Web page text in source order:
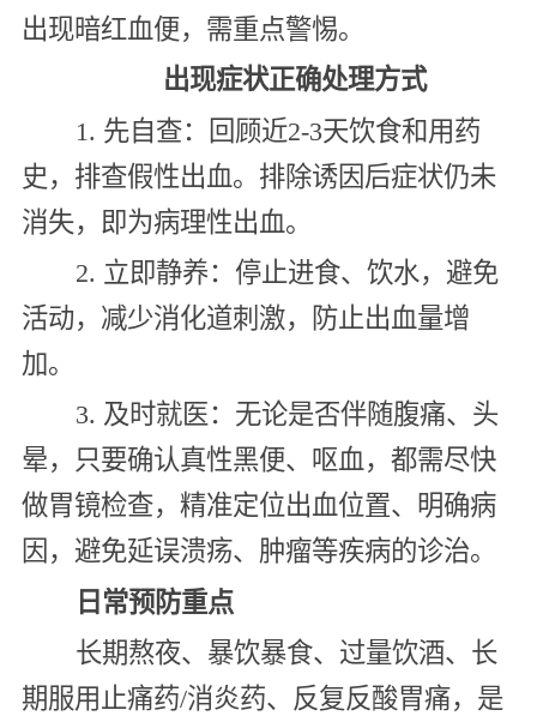
出现暗红血便，需重点警惕。
出现症状正确处理方式
1. 先自查：回顾近2-3天饮食和用药
史，排查假性出血。排除诱因后症状仍未
消失，即为病理性出血。
2. 立即静养：停止进食、饮水，避免
活动，减少消化道刺激，防止出血量增
加。
3. 及时就医：无论是否伴随腹痛、头
晕，只要确认真性黑便、呕血，都需尽快
做胃镜检查，精准定位出血位置、明确病
因，避免延误溃疡、肿瘤等疾病的诊治。
日常预防重点
长期熬夜、暴饮暴食、过量饮酒、长
期服用止痛药/消炎药、反复反酸胃痛，是